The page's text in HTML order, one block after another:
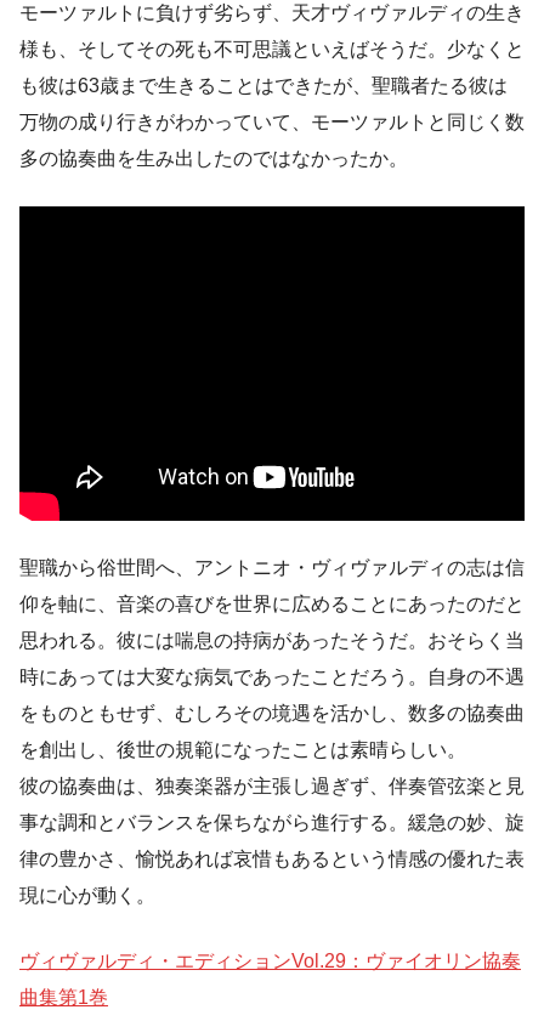
モーツァルトに負けず劣らず、天才ヴィヴァルディの生き
様も、そしてその死も不可思議といえばそうだ。少なくと
も彼は63歳まで生きることはできたが、聖職者たる彼は
万物の成り行きがわかっていて、モーツァルトと同じく数
多の協奏曲を生み出したのではなかったか。
聖職から俗世間へ、アントニオ・ヴィヴァルディの志は信
仰を軸に、音楽の喜びを世界に広めることにあったのだと
思われる。彼には喘息の持病があったそうだ。おそらく当
時にあっては大変な病気であったことだろう。自身の不遇
をものともせず、むしろその境遇を活かし、数多の協奏曲
を創出し、後世の規範になったことは素晴らしい。
彼の協奏曲は、独奏楽器が主張し過ぎず、伴奏管弦楽と見
事な調和とバランスを保ちながら進行する。緩急の妙、旋
律の豊かさ、愉悦あれば哀惜もあるという情感の優れた表
現に心が動く。
ヴィヴァルディ・エディションVol.29：ヴァイオリン協奏
曲集第1巻